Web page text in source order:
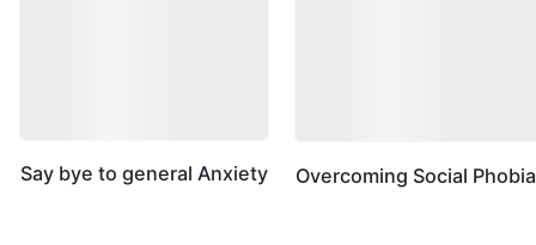
Say bye to general Anxiety Overcoming Social